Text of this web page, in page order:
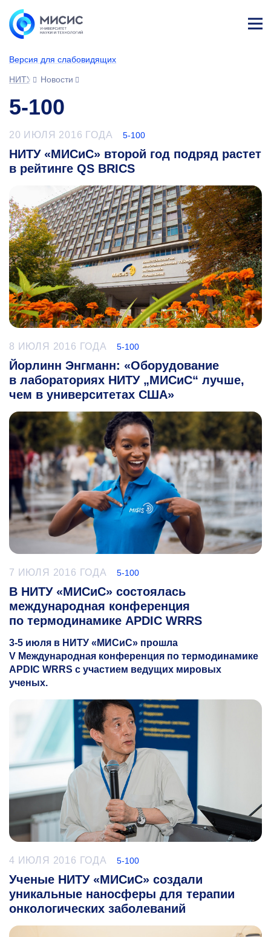
Версия для слабовидящих
НИТУ МИСИС
Новости
5-100
20 ИЮЛЯ 2016 ГОДА 5-100
НИТУ «МИСиС» второй год подряд растет
в рейтинге QS BRICS
8 ИЮЛЯ 2016 ГОДА 5-100
Йорлинн Энгманн: «Оборудование
в лабораториях НИТУ „МИСиС“ лучше,
чем в университетах США»
7 ИЮЛЯ 2016 ГОДА 5-100
В НИТУ «МИСиС» состоялась
международная конференция
по термодинамике APDIC WRRS
3-5 июля в НИТУ «МИСиС» прошла
V Международная конференция по термодинамике
APDIC WRRS с участием ведущих мировых
ученых.
4 ИЮЛЯ 2016 ГОДА 5-100
Ученые НИТУ «МИСиС» создали
уникальные наносферы для терапии
онкологических заболеваний